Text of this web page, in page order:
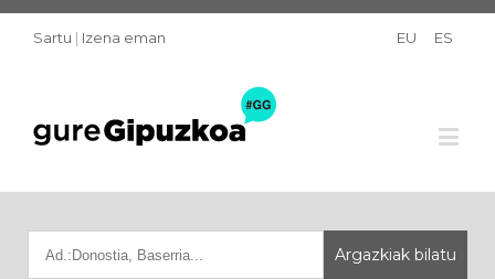
Sartu | Izena eman EU ES